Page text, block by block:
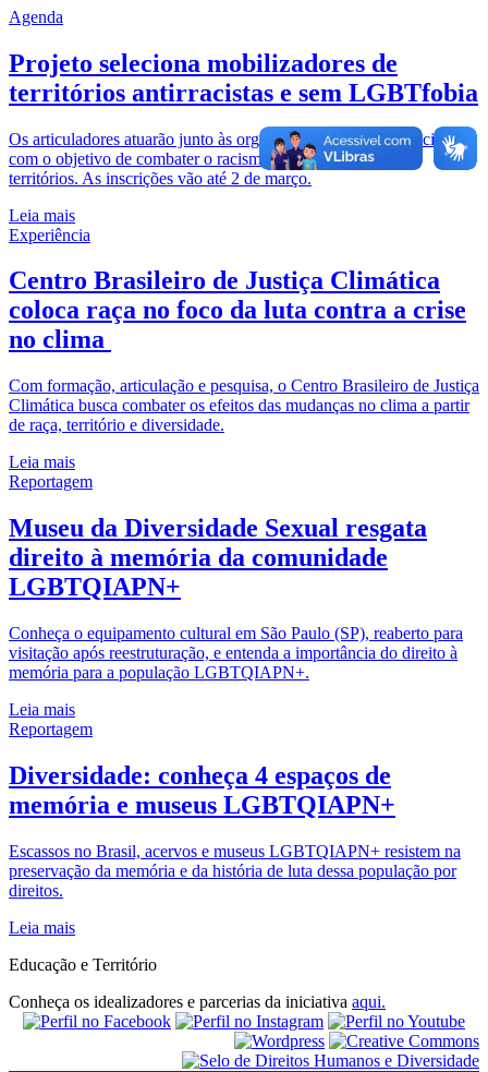
Agenda
Projeto seleciona mobilizadores de
territórios antirracistas e sem LGBTfobia
Os articuladores atuarão junto às organizações da sociedade civil,
com o objetivo de combater o racismo e a LBGTfobia nos
territórios. As inscrições vão até 2 de março.
Leia mais
Experiência
Centro Brasileiro de Justiça Climática
coloca raça no foco da luta contra a crise
no clima
Com formação, articulação e pesquisa, o Centro Brasileiro de Justiça
Climática busca combater os efeitos das mudanças no clima a partir
de raça, território e diversidade.
Leia mais
Reportagem
Museu da Diversidade Sexual resgata
direito à memória da comunidade
LGBTQIAPN+
Conheça o equipamento cultural em São Paulo (SP), reaberto para
visitação após reestruturação, e entenda a importância do direito à
memória para a população LGBTQIAPN+.
Leia mais
Reportagem
Diversidade: conheça 4 espaços de
memória e museus LGBTQIAPN+
Escassos no Brasil, acervos e museus LGBTQIAPN+ resistem na
preservação da memória e da história de luta dessa população por
direitos.
Leia mais
Educação e Território
Conheça os idealizadores e parcerias da iniciativa aqui.